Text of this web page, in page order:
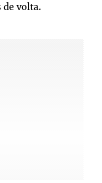
de volta.